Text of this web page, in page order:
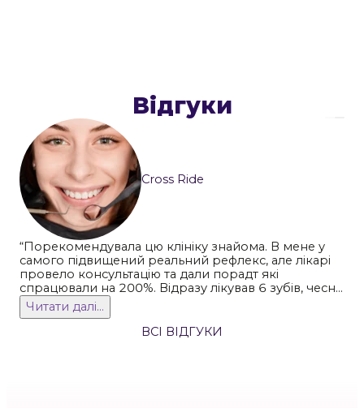
Відгуки
Cross Ride
“Порекомендувала цю клініку знайома. В мене у
самого підвищений реальний рефлекс, але лікарі
провело консультацію та дали порадт які
спрацювали на 200%. Відразу лікував 6 зубів, чесно
кажучи деякими місцями чуть не заснув. Лікування
безболісне, анестезія чудово діє і довго тримає.
Лікарі та весь персонал дуже ввічливий і у будь
Читати далі...
ВСІ ВІДГУКИ